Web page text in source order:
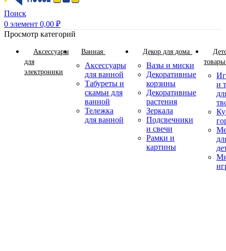
Поиск
0 элемент 0,00 ₽
Просмотр категорий
Аксессуары
для
электроники
Ванная
Аксессуары
для ванной
Табуреты и
скамьи для
ванной
Тележка
для ванной
Декор для дома
Вазы и миски
Декоративные
корзины
Декоративные
растения
Зеркала
Подсвечники
и свечи
Рамки и
картины
товары
и